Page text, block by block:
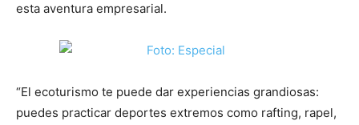
esta aventura empresarial.
“El ecoturismo te puede dar experiencias grandiosas:
puedes practicar deportes extremos como rafting, rapel,